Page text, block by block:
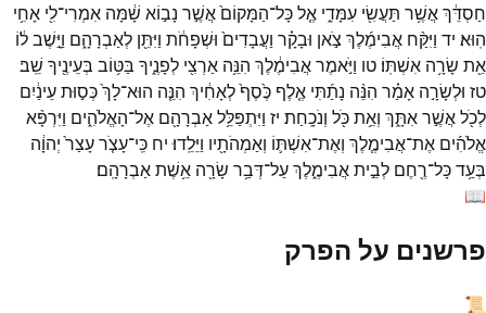
חַסְדֵּ֔ךְאֲשֶׁ֥ר תַּעֲשִׂ֖י עִמָּדִ֑י אֶ֤לכָּל־הַמָּקוֹם֙אֲשֶׁ֣ר נָב֣וֹא שָׁ֔מָּה אִמְרִי־לִ֖י אָחִ֥י
הֽוּא׃ יד וַיִּקַּ֨ח אֲבִימֶ֜לֶךְ צֹ֣אן וּבָקָ֗ר וַעֲבָדִים֙ וּשְׁפָחֹ֔ת וַיִּתֵּ֖ן לְאַבְרָהָ֑ם וַיָּ֣שֶׁבל֔וֹ
אֵ֖ת שָׂרָ֥ה אִשְׁתּֽוֹ׃ טו וַיֹּ֣אמֶראֲבִימֶ֔לֶךְ הִנֵּ֥ה אַרְצִ֖י לְפָנֶ֑יךָ בַּטּ֥וֹב בְּעֵינֶ֖יךָ שֵֽׁב׃
טז וּלְשָׂרָ֣ה אָמַ֗ר הִנֵּ֨ה נָתַ֜תִּי אֶ֤לֶף כֶּ֙סֶף֙לְאָחִ֔יךְ הִנֵּ֤ה הוּא־לָךְ֙כְּס֣וּתעֵינַ֔יִם
לְכֹ֖לאֲשֶׁ֣ראִתָּ֑ךְ וְאֵ֥תכֹּ֖ל וְנֹכָֽחַת׃ יז וַיִּתְפַּלֵּ֥לאַבְרָהָ֖ם אֶל־הָאֱלֹהִ֑ים וַיִּרְפָּ֨א
אֱלֹהִ֜ים אֶת־אֲבִימֶ֧לֶךְ וְאֶת־אִשְׁתּ֛וֹ וְאַמְהֹתָ֖יו וַיֵּלֵֽדוּ׃ יח כִּֽי־עָצֹ֤רעָצַר֙ יְהוָ֔ה
בְּעַ֥דכָּל־רֶ֖חֶם לְבֵ֣יתאֲבִימֶ֑לֶךְעַל־דְּבַ֥ר שָׂרָ֖ה אֵ֥שֶׁתאַבְרָהָֽם׃
📖
פרשנים על הפרק
📜